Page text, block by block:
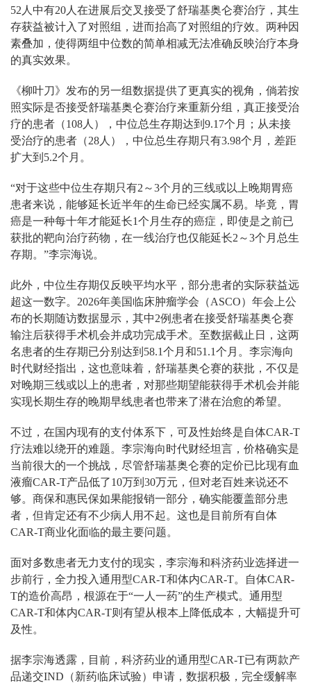
52人中有20人在进展后交叉接受了舒瑞基奥仑赛治疗，其生
存获益被计入了对照组，进而抬高了对照组的疗效。两种因
素叠加，使得两组中位数的简单相减无法准确反映治疗本身
的真实效果。
《柳叶刀》发布的另一组数据提供了更真实的视角，倘若按
照实际是否接受舒瑞基奥仑赛治疗来重新分组，真正接受治
疗的患者（108人），中位总生存期达到9.17个月；从未接
受治疗的患者（28人），中位总生存期只有3.98个月，差距
扩大到5.2个月。
“对于这些中位生存期只有2～3个月的三线或以上晚期胃癌
患者来说，能够延长近半年的生命已经实属不易。毕竟，胃
癌是一种每十年才能延长1个月生存的癌症，即使是之前已
获批的靶向治疗药物，在一线治疗也仅能延长2～3个月总生
存期。”李宗海说。
此外，中位生存期仅反映平均水平，部分患者的实际获益远
超这一数字。2026年美国临床肿瘤学会（ASCO）年会上公
布的长期随访数据显示，其中2例患者在接受舒瑞基奥仑赛
输注后获得手术机会并成功完成手术。至数据截止日，这两
名患者的生存期已分别达到58.1个月和51.1个月。李宗海向
时代财经指出，这也意味着，舒瑞基奥仑赛的获批，不仅是
对晚期三线或以上的患者，对那些期望能获得手术机会并能
实现长期生存的晚期早线患者也带来了潜在治愈的希望。
不过，在国内现有的支付体系下，可及性始终是自体CAR-T
疗法难以绕开的难题。李宗海向时代财经坦言，价格确实是
当前很大的一个挑战，尽管舒瑞基奥仑赛的定价已比现有血
液瘤CAR-T产品低了10万到30万元，但对老百姓来说还不
够。商保和惠民保如果能报销一部分，确实能覆盖部分患
者，但肯定还有不少病人用不起。这也是目前所有自体
CAR-T商业化面临的最主要问题。
面对多数患者无力支付的现实，李宗海和科济药业选择进一
步前行，全力投入通用型CAR-T和体内CAR-T。自体CAR-
T的造价高昂，根源在于“一人一药”的生产模式。通用型
CAR-T和体内CAR-T则有望从根本上降低成本，大幅提升可
及性。
据李宗海透露，目前，科济药业的通用型CAR-T已有两款产
品递交IND（新药临床试验）申请，数据积极，完全缓解率